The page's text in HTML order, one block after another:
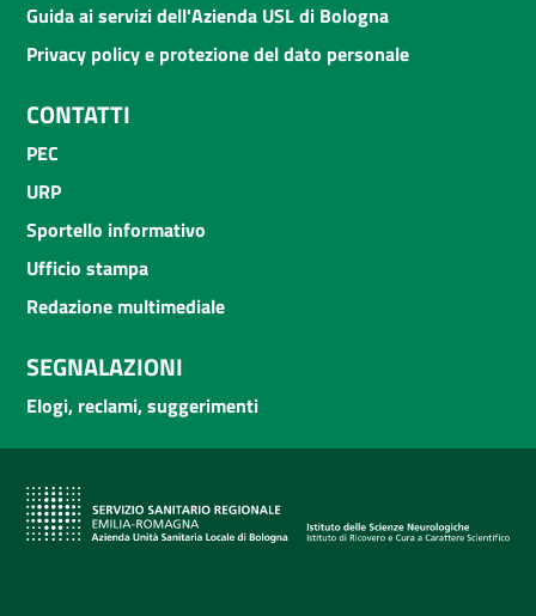
Guida ai servizi dell'Azienda USL di Bologna
Privacy policy e protezione del dato personale
CONTATTI
PEC
URP
Sportello informativo
Ufficio stampa
Redazione multimediale
SEGNALAZIONI
Elogi, reclami, suggerimenti